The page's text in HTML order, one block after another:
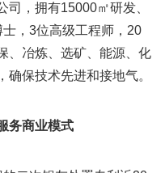
司，拥有15000㎡研发、
，3位高级工程师，20
、冶炼、选矿、能源、化
保技术先进和接地气。
务商业模式